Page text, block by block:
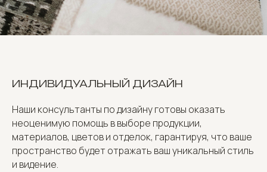
ИНДИВИДУАЛЬНЫЙ ДИЗАЙН
Наши консультанты по дизайну готовы оказать
неоценимую помощь в выборе продукции,
материалов, цветов и отделок, гарантируя, что ваше
пространство будет отражать ваш уникальный стиль
и видение.